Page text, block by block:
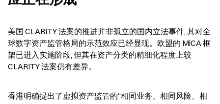
美国 CLARITY 法案的推进并非孤立的国内立法事件, 其对全
球数字资产监管格局的示范效应已经显现。欧盟的 MiCA 框
架已进入实施阶段, 但其在资产分类的精细化程度上较
CLARITY 法案仍有差异。
香港明确提出了虚拟资产监管的“相同业务、相同风险、相